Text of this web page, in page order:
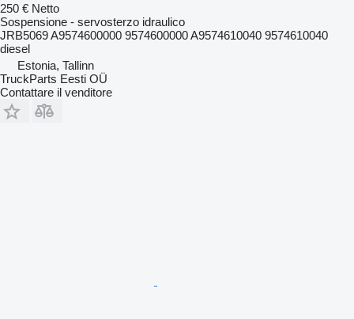
250 € Netto
Sospensione - servosterzo idraulico
JRB5069 A9574600000 9574600000 A9574610040 9574610040
diesel
Estonia, Tallinn
TruckParts Eesti OÜ
Contattare il venditore